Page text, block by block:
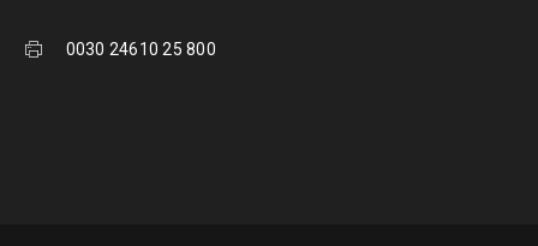
0030 24610 25 800